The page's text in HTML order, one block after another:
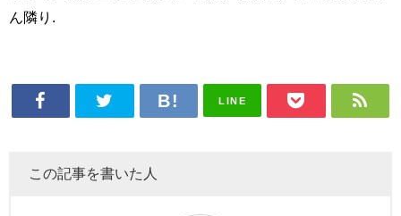
ん隣り.
LINE
この記事を書いた人